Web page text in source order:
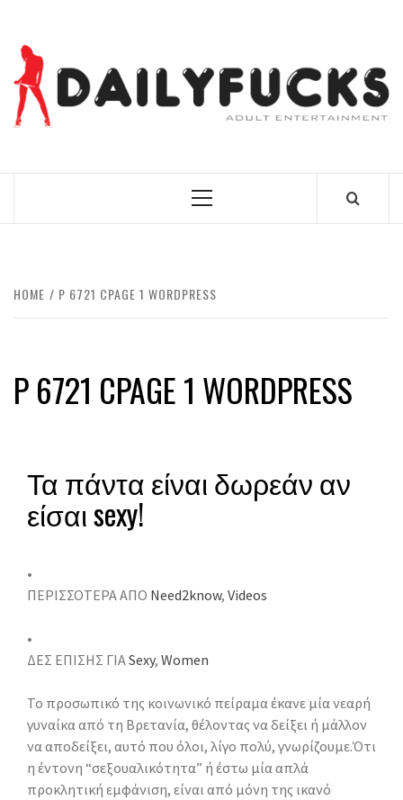
content
Primary
HOME P 6721 CPAGE 1 WORDPRESS
P 6721 CPAGE 1 WORDPRESS
Τα πάντα είναι δωρεάν αν
είσαι sexy!
•
ΠΕΡΙΣΣΟΤΕΡΑ ΑΠΟ Need2know, Videos
•
ΔΕΣ ΕΠΙΣΗΣ ΓΙΑ Sexy, Women
Το προσωπικό της κοινωνικό πείραμα έκανε μία νεαρή
γυναίκα από τη Βρετανία, θέλοντας να δείξει ή μάλλον
να αποδείξει, αυτό που όλοι, λίγο πολύ, γνωρίζουμε.Ότι
η έντονη “σεξουαλικότητα” ή έστω μία απλά
προκλητική εμφάνιση, είναι από μόνη της ικανό